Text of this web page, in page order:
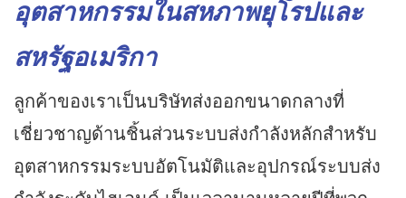
อุตสาหกรรมในสหภาพยุโรปและ
สหรัฐอเมริกา
ลูกค้าของเราเป็นบริษัทส่งออกขนาดกลางที่
เชี่ยวชาญด้านชิ้นส่วนระบบส่งกำลังหลักสำหรับ
อุตสาหกรรมระบบอัตโนมัติและอุปกรณ์ระบบส่ง